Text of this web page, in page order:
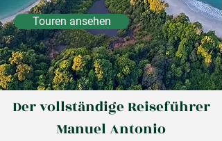
Touren ansehen
Der vollständige Reiseführer
Manuel Antonio